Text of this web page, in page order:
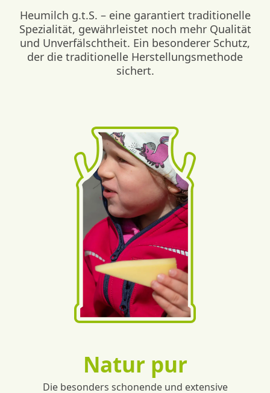
Heumilch g.t.S. – eine garantiert traditionelle
Spezialität, gewährleistet noch mehr Qualität
und Unverfälschtheit. Ein besonderer Schutz,
der die traditionelle Herstellungsmethode
sichert.
Natur pur
Die besonders schonende und extensive